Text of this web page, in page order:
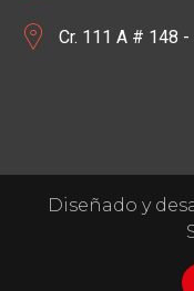
Cr. 111 A # 148 -
Diseñado y